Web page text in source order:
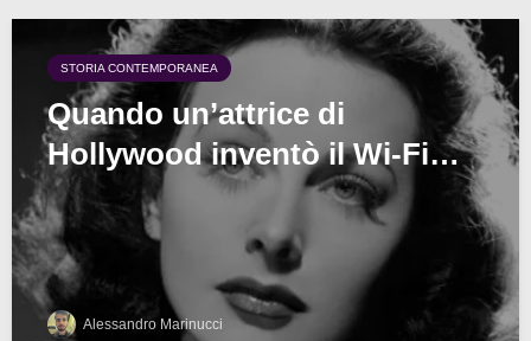
STORIA CONTEMPORANEA
Quando un’attrice di
Hollywood inventò il Wi-Fi…
Alessandro Marinucci